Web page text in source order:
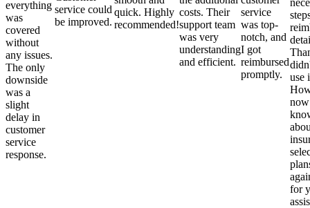
everything
was
covered
without
any issues.
The only
downside
was a
slight
delay in
customer
service
response.
service could
be improved.
quick. Highly
recommended!
costs. Their
support team
was very
understanding
and efficient.
service
was top-
notch, and
I got
reimbursed
promptly.
use
for